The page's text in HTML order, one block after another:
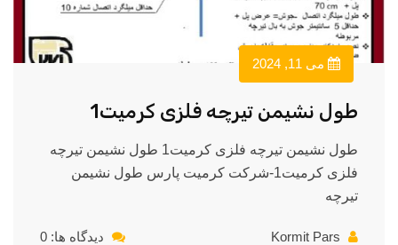
می 11, 2024
طول نشیمن تیرچه فلزی کرمیت1
طول نشیمن تیرچه فلزی کرمیت1 طول نشیمن تیرچه
فلزی کرمیت1-شرکت کرمیت پارس طول نشیمن
تیرچه
Kormit Pars دیدگاه ها: 0